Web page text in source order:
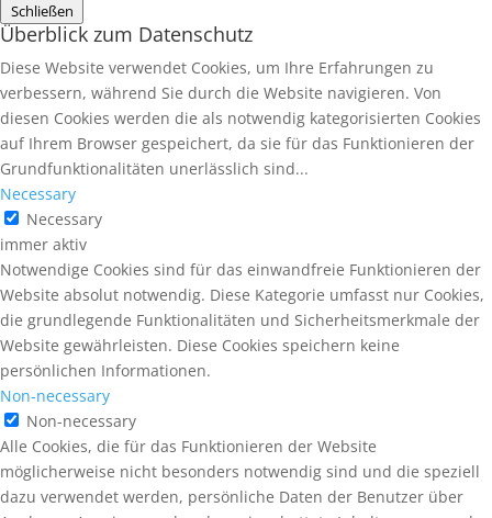
Schließen
Überblick zum Datenschutz
Diese Website verwendet Cookies, um Ihre Erfahrungen zu
verbessern, während Sie durch die Website navigieren. Von
diesen Cookies werden die als notwendig kategorisierten Cookies
auf Ihrem Browser gespeichert, da sie für das Funktionieren der
Grundfunktionalitäten unerlässlich sind...
Necessary
Necessary
immer aktiv
Notwendige Cookies sind für das einwandfreie Funktionieren der
Website absolut notwendig. Diese Kategorie umfasst nur Cookies,
die grundlegende Funktionalitäten und Sicherheitsmerkmale der
Website gewährleisten. Diese Cookies speichern keine
persönlichen Informationen.
Non-necessary
Non-necessary
Alle Cookies, die für das Funktionieren der Website
möglicherweise nicht besonders notwendig sind und die speziell
dazu verwendet werden, persönliche Daten der Benutzer über